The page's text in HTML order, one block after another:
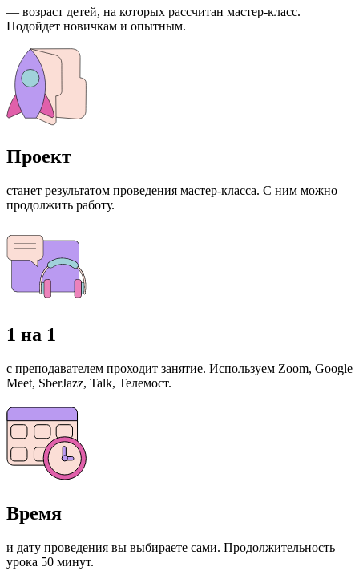
— возраст детей, на которых рассчитан мастер-класс.
Подойдет новичкам и опытным.
Проект
станет результатом проведения мастер-класса. С ним можно
продолжить работу.
1 на 1
с преподавателем проходит занятие. Используем Zoom, Google
Meet, SberJazz, Talk, Телемост.
Время
и дату проведения вы выбираете сами. Продолжительность
урока 50 минут.